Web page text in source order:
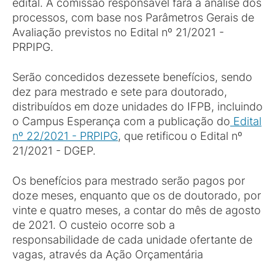
edital. A comissão responsável fará a análise dos
processos, com base nos Parâmetros Gerais de
Avaliação previstos no Edital nº 21/2021 -
PRPIPG.
Serão concedidos dezessete benefícios, sendo
dez para mestrado e sete para doutorado,
distribuídos em doze unidades do IFPB, incluindo
o Campus Esperança com a publicação do Edital
nº 22/2021 - PRPIPG, que retificou o Edital nº
21/2021 - DGEP.
Os benefícios para mestrado serão pagos por
doze meses, enquanto que os de doutorado, por
vinte e quatro meses, a contar do mês de agosto
de 2021. O custeio ocorre sob a
responsabilidade de cada unidade ofertante de
vagas, através da Ação Orçamentária